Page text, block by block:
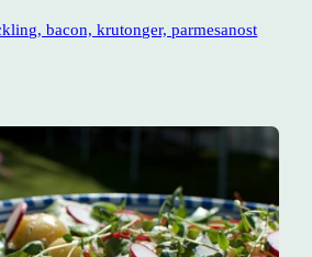
bacon, krutonger, parmesanost